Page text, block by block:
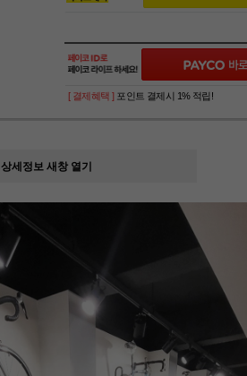
[ 결제혜택 ] 포인트 결제시 1% 적립!
상세정보 새창 열기